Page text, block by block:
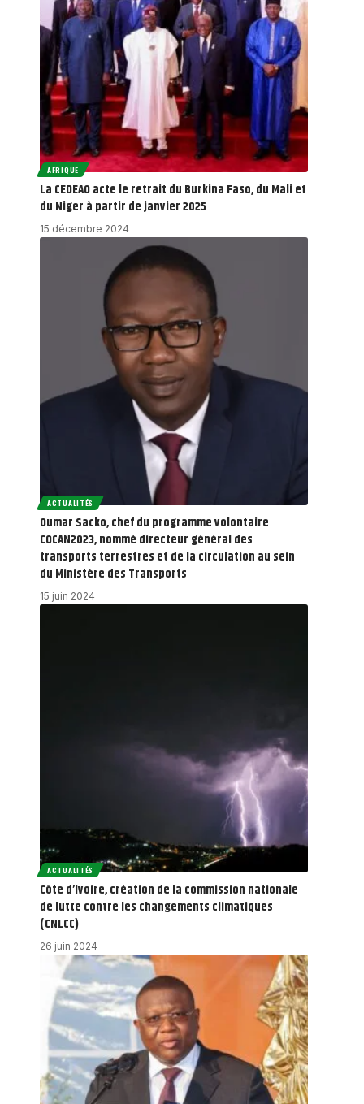
AFRIQUE
La CEDEAO acte le retrait du Burkina Faso, du Mali et
du Niger à partir de janvier 2025
15 décembre 2024
ACTUALITÉS
Oumar Sacko, chef du programme volontaire
COCAN2023, nommé directeur général des
transports terrestres et de la circulation au sein
du Ministère des Transports
15 juin 2024
ACTUALITÉS
Côte d’Ivoire, création de la commission nationale
de lutte contre les changements climatiques
(CNLCC)
26 juin 2024